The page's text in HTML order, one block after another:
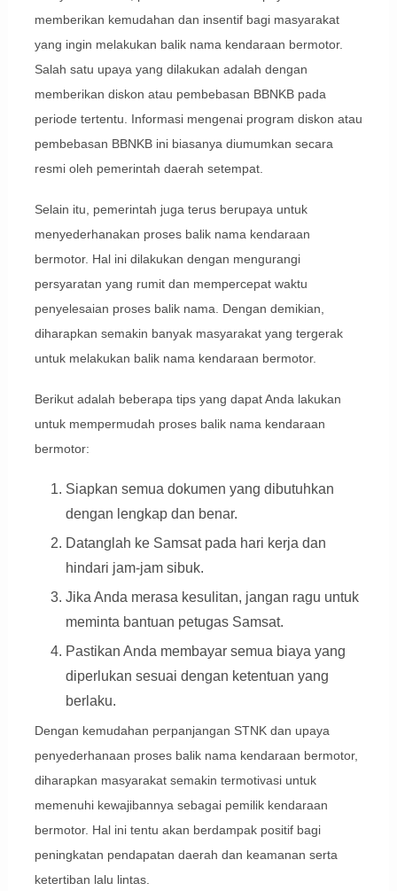
memberikan kemudahan dan insentif bagi masyarakat
yang ingin melakukan balik nama kendaraan bermotor.
Salah satu upaya yang dilakukan adalah dengan
memberikan diskon atau pembebasan BBNKB pada
periode tertentu. Informasi mengenai program diskon atau
pembebasan BBNKB ini biasanya diumumkan secara
resmi oleh pemerintah daerah setempat.
Selain itu, pemerintah juga terus berupaya untuk
menyederhanakan proses balik nama kendaraan
bermotor. Hal ini dilakukan dengan mengurangi
persyaratan yang rumit dan mempercepat waktu
penyelesaian proses balik nama. Dengan demikian,
diharapkan semakin banyak masyarakat yang tergerak
untuk melakukan balik nama kendaraan bermotor.
Berikut adalah beberapa tips yang dapat Anda lakukan
untuk mempermudah proses balik nama kendaraan
bermotor:
Siapkan semua dokumen yang dibutuhkan
dengan lengkap dan benar.
Datanglah ke Samsat pada hari kerja dan
hindari jam-jam sibuk.
Jika Anda merasa kesulitan, jangan ragu untuk
meminta bantuan petugas Samsat.
Pastikan Anda membayar semua biaya yang
diperlukan sesuai dengan ketentuan yang
berlaku.
Dengan kemudahan perpanjangan STNK dan upaya
penyederhanaan proses balik nama kendaraan bermotor,
diharapkan masyarakat semakin termotivasi untuk
memenuhi kewajibannya sebagai pemilik kendaraan
bermotor. Hal ini tentu akan berdampak positif bagi
peningkatan pendapatan daerah dan keamanan serta
ketertiban lalu lintas.